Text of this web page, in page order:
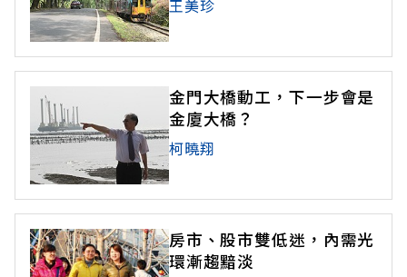
王美珍
金門大橋動工，下一步會是
金廈大橋？
柯曉翔
房市、股市雙低迷，內需光
環漸趨黯淡